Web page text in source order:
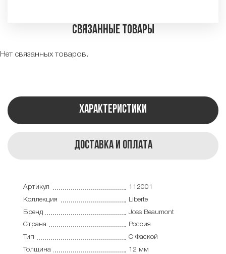
Связанные товары
Нет связанных товаров.
Характеристики
Доставка и оплата
Артикул
112001
Коллекция
Liberte
Бренд
Joss Beaumont
Страна
Россия
Тип
С Фаской
Толщина
12 мм